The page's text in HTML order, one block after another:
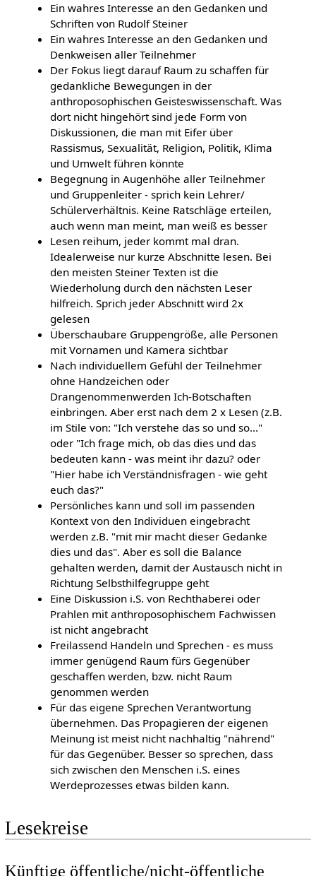
Ein wahres Interesse an den Gedanken und
Schriften von Rudolf Steiner
Ein wahres Interesse an den Gedanken und
Denkweisen aller Teilnehmer
Der Fokus liegt darauf Raum zu schaffen für
gedankliche Bewegungen in der
anthroposophischen Geisteswissenschaft. Was
dort nicht hingehört sind jede Form von
Diskussionen, die man mit Eifer über
Rassismus, Sexualität, Religion, Politik, Klima
und Umwelt führen könnte
Begegnung in Augenhöhe aller Teilnehmer
und Gruppenleiter - sprich kein Lehrer/
Schülerverhältnis. Keine Ratschläge erteilen,
auch wenn man meint, man weiß es besser
Lesen reihum, jeder kommt mal dran.
Idealerweise nur kurze Abschnitte lesen. Bei
den meisten Steiner Texten ist die
Wiederholung durch den nächsten Leser
hilfreich. Sprich jeder Abschnitt wird 2x
gelesen
Überschaubare Gruppengröße, alle Personen
mit Vornamen und Kamera sichtbar
Nach individuellem Gefühl der Teilnehmer
ohne Handzeichen oder
Drangenommenwerden Ich-Botschaften
einbringen. Aber erst nach dem 2 x Lesen (z.B.
im Stile von: "Ich verstehe das so und so..."
oder "Ich frage mich, ob das dies und das
bedeuten kann - was meint ihr dazu? oder
"Hier habe ich Verständnisfragen - wie geht
euch das?"
Persönliches kann und soll im passenden
Kontext von den Individuen eingebracht
werden z.B. "mit mir macht dieser Gedanke
dies und das". Aber es soll die Balance
gehalten werden, damit der Austausch nicht in
Richtung Selbsthilfegruppe geht
Eine Diskussion i.S. von Rechthaberei oder
Prahlen mit anthroposophischem Fachwissen
ist nicht angebracht
Freilassend Handeln und Sprechen - es muss
immer genügend Raum fürs Gegenüber
geschaffen werden, bzw. nicht Raum
genommen werden
Für das eigene Sprechen Verantwortung
übernehmen. Das Propagieren der eigenen
Meinung ist meist nicht nachhaltig "nährend"
für das Gegenüber. Besser so sprechen, dass
sich zwischen den Menschen i.S. eines
Werdeprozesses etwas bilden kann.
Lesekreise
Künftige öffentliche/nicht-öffentliche